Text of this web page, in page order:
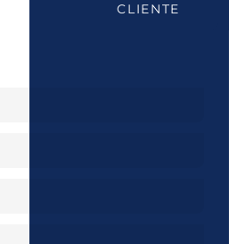
CLIENTE